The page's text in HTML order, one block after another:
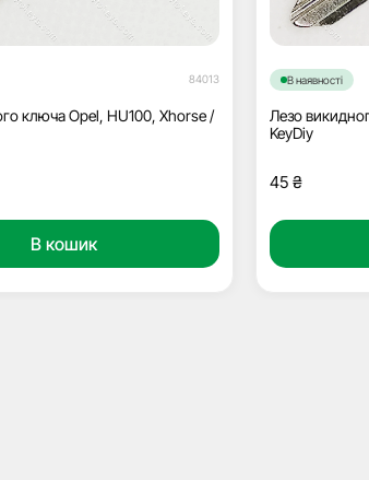
84013
ключа Opel, HU100, Xhorse /
В кошик
В наявності
Лезо
KeyDiy
45 ₴